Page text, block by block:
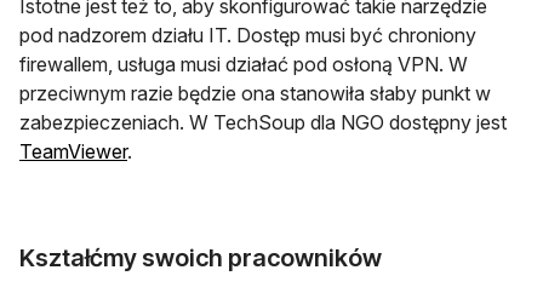
Istotne jest też to, aby skonfigurować takie narzędzie
pod nadzorem działu IT. Dostęp musi być chroniony
firewallem, usługa musi działać pod osłoną VPN. W
przeciwnym razie będzie ona stanowiła słaby punkt w
zabezpieczeniach. W TechSoup dla NGO dostępny jest
TeamViewerotwiera się w nowej karcie
.
Kształćmy swoich pracowników